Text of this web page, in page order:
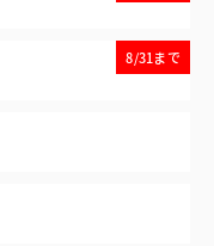
8/31まで